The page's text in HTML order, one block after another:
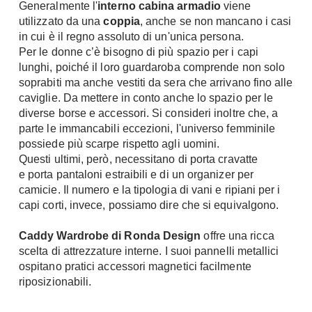
Armadi
Armadio ante Battenti
Armadi ante
Scorrevoli
Cabine Armadio
Armadi su misura
Armadi Angolo
I consigli sugli armadi
Camerette
Camerette Bambini
Letti a Castello
Per Neonati
Console
Porte
Blindate
Porte Interne
Porte Scorrevoli
Portoni
Maniglie
Finestre
Finestre Pvc
Finestre Alluminio
Finestre Legno
Persiane
Generalmente l'interno cabina armadioviene
utilizzato da unacoppia, anche se non mancano i casi
in cui è il regno assoluto di un'unica persona.
Per le donne c’è bisogno di più spazio per i capi
lunghi, poiché il loro guardaroba comprende non solo
soprabiti ma anche vestiti da sera che arrivano fino alle
caviglie. Da mettere in conto anche lo spazio per le
diverse borse e accessori. Si consideri inoltre che, a
parte le immancabili eccezioni, l'universo femminile
possiede più scarpe rispetto agli uomini.
Questi ultimi, però, necessitano di porta cravatte
e porta pantaloni estraibili e di un organizer per
camicie. Il numero e la tipologia di vani e ripiani per i
capi corti, invece, possiamo dire che si equivalgono.
Caddy Wardrobe di Ronda Design offre una ricca
scelta di attrezzature interne. I suoi pannelli metallici
ospitano pratici accessori magnetici facilmente
riposizionabili.